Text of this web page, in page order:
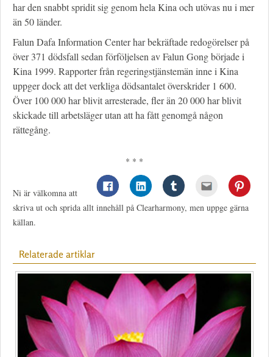
har den snabbt spridit sig genom hela Kina och utövas nu i mer
än 50 länder.
Falun Dafa Information Center har bekräftade redogörelser på
över 371 dödsfall sedan förföljelsen av Falun Gong började i
Kina 1999. Rapporter från regeringstjänstemän inne i Kina
uppger dock att det verkliga dödsantalet överskrider 1 600.
Över 100 000 har blivit arresterade, fler än 20 000 har blivit
skickade till arbetsläger utan att ha fått genomgå någon
rättegång.
* * *
Ni är välkomna att
skriva ut och sprida allt innehåll på Clearharmony, men uppge gärna
källan.
Relaterade artiklar